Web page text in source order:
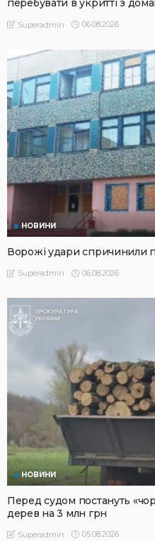
перебувати в укритті з
Superadmin 06.08.2026
НОВИНИ
Ворожі удари спричинили
Superadmin 06.08.2026
НОВИНИ
Перед судом постануть
дерев на 3 млн грн
Superadmin 05.08.2026